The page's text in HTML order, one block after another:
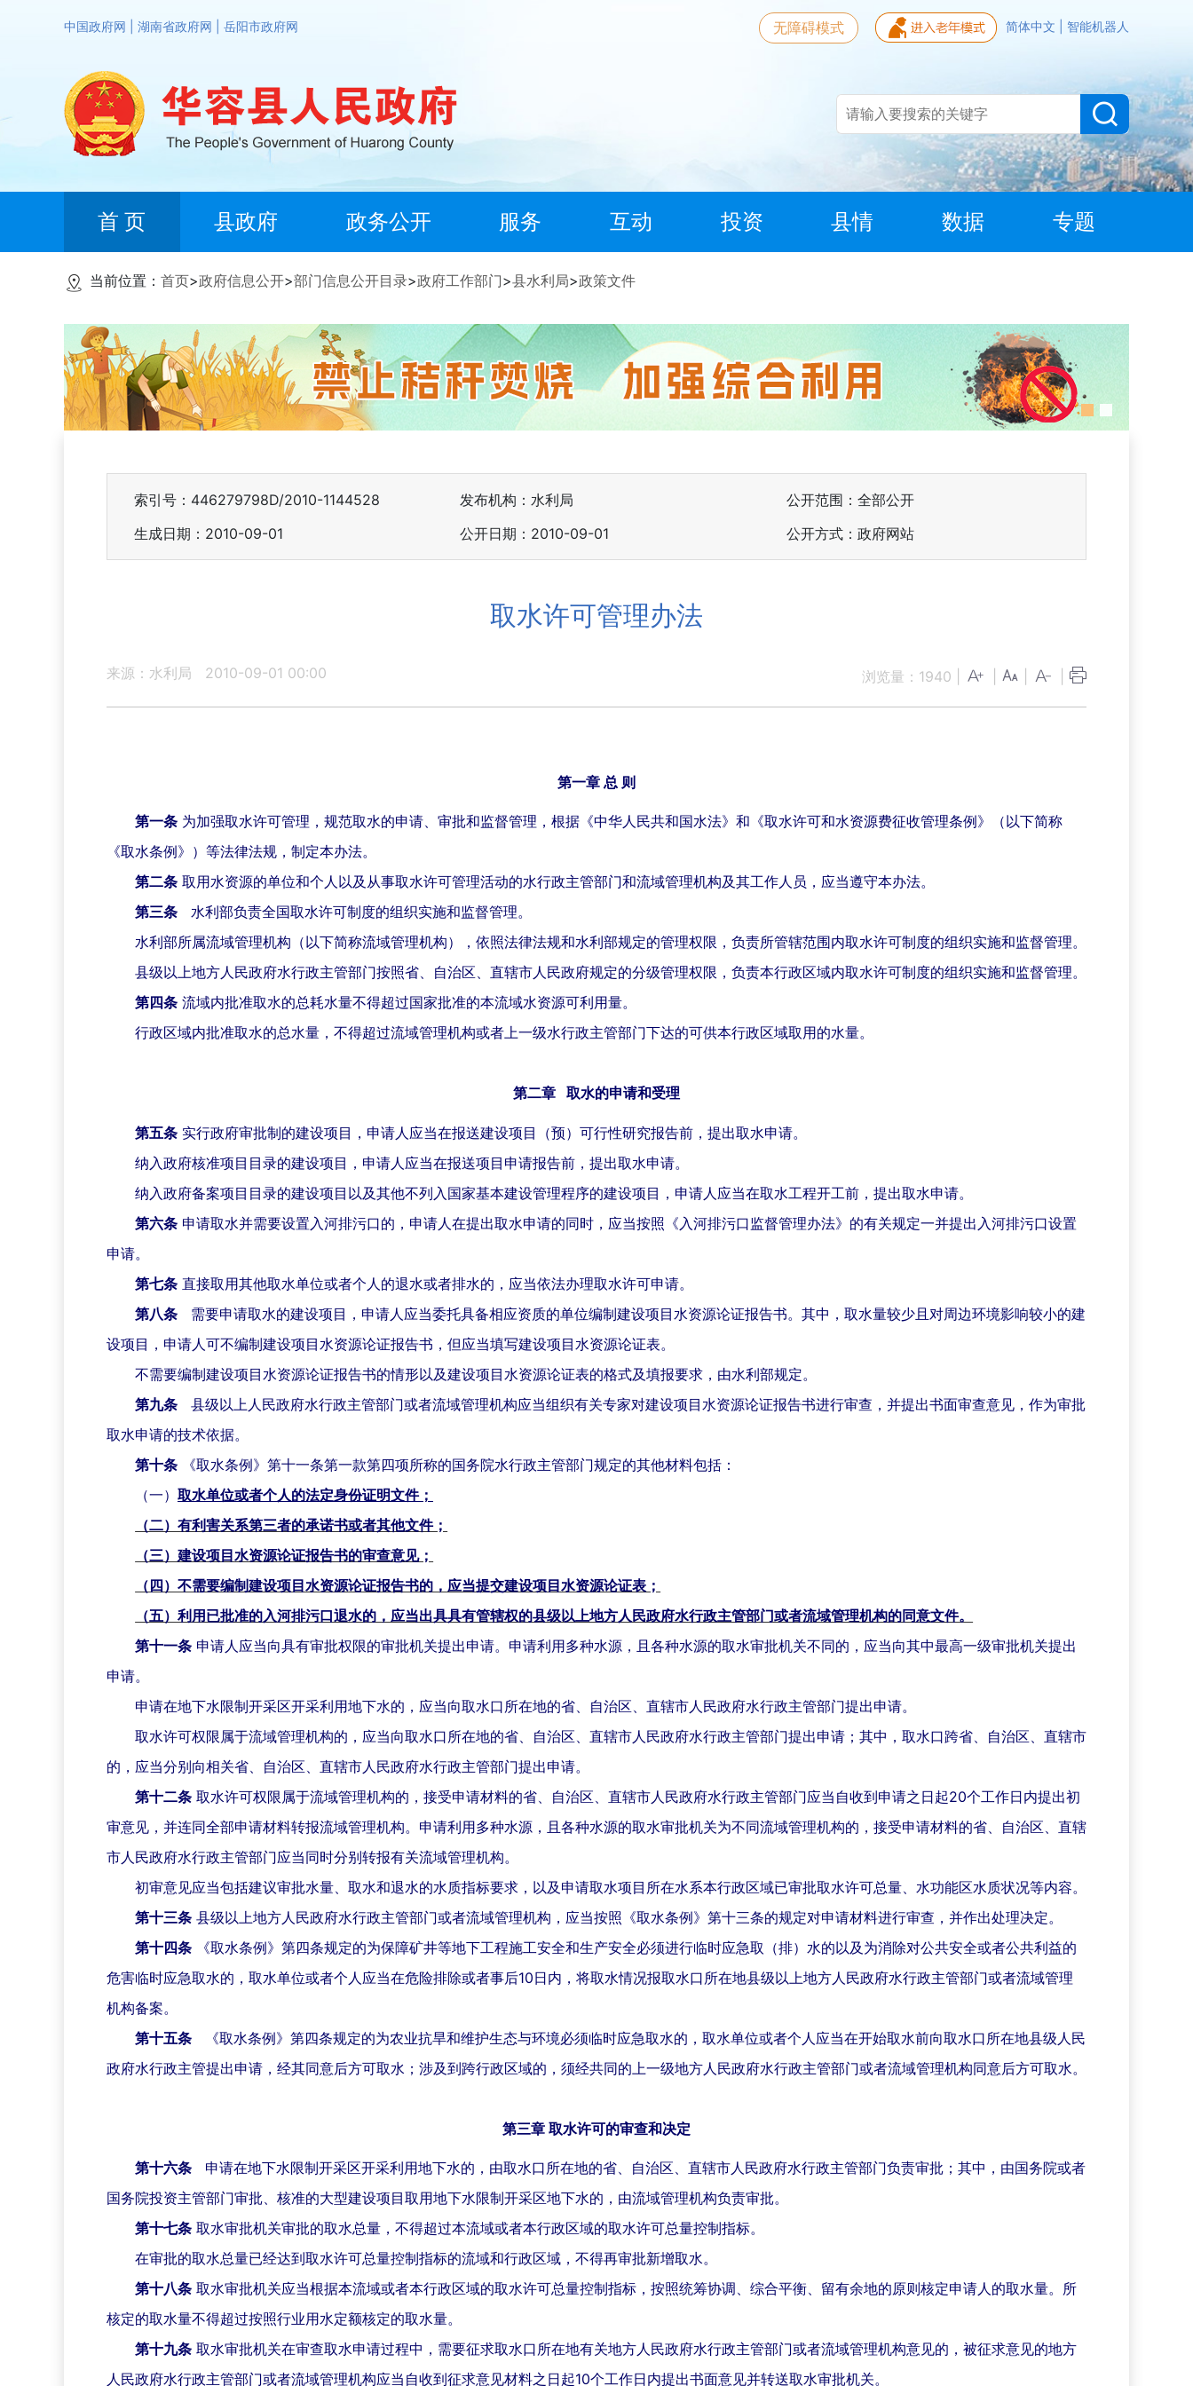
中国政府网 湖南省政府网 岳阳市政府网 简体中文 智能机器人
无障碍模式
首 页 县政府 政务公开 服务 互动 投资 县情 数据 专题
当前位置： 首页>政府信息公开>部门信息公开目录>政府工作部门>县水利局>政策文件
索引号：446279798D/2010-1144528 发布机构：水利局
公开范围：全部公开
生成日期：2010-09-01
公开日期：2010-09-01 公开方式：政府网站
取水许可管理办法
来源：水利局 2010-09-01 00:00 浏览量： 1940
第一章 总 则
第一条 为加强取水许可管理，规范取水的申请、审批和监督管理，根据《中华人民共和国水法》和《取水许可和水资源费征收管理条例》（以下简称
《取水条例》）等法律法规，制定本办法。
第二条 取用水资源的单位和个人以及从事取水许可管理活动的水行政主管部门和流域管理机构及其工作人员，应当遵守本办法。
第三条
水利部负责全国取水许可制度的组织实施和监督管理。
水利部所属流域管理机构（以下简称流域管理机构），依照法律法规和水利部规定的管理权限，负责所管辖范围内取水许可制度的组织实施和监督管理。
县级以上地方人民政府水行政主管部门按照省、自治区、直辖市人民政府规定的分级管理权限，负责本行政区域内取水许可制度的组织实施和监督管理。
第四条 流域内批准取水的总耗水量不得超过国家批准的本流域水资源可利用量。
行政区域内批准取水的总水量，不得超过流域管理机构或者上一级水行政主管部门下达的可供本行政区域取用的水量。
第二章 取水的申请和受理
第五条 实行政府审批制的建设项目，申请人应当在报送建设项目（预）可行性研究报告前，提出取水申请。
纳入政府核准项目目录的建设项目，申请人应当在报送项目申请报告前，提出取水申请。
纳入政府备案项目目录的建设项目以及其他不列入国家基本建设管理程序的建设项目，申请人应当在取水工程开工前，提出取水申请。
第六条 申请取水并需要设置入河排污口的，申请人在提出取水申请的同时，应当按照《入河排污口监督管理办法》的有关规定一并提出入河排污口设置
申请。
第七条 直接取用其他取水单位或者个人的退水或者排水的，应当依法办理取水许可申请。
第八条
需要申请取水的建设项目，申请人应当委托具备相应资质的单位编制建设项目水资源论证报告书。其中，取水量较少且对周边环境影响较小的建
设项目，申请人可不编制建设项目水资源论证报告书，但应当填写建设项目水资源论证表。
不需要编制建设项目水资源论证报告书的情形以及建设项目水资源论证表的格式及填报要求，由水利部规定。
第九条
县级以上人民政府水行政主管部门或者流域管理机构应当组织有关专家对建设项目水资源论证报告书进行审查，并提出书面审查意见，作为审批
取水申请的技术依据。
第十条
《取水条例》第十一条第一款第四项所称的国务院水行政主管部门规定的其他材料包括：
（一） 取水单位或者个人的法定身份证明文件；
（二）有利害关系第三者的承诺书或者其他文件；
（三）建设项目水资源论证报告书的审查意见；
（四）不需要编制建设项目水资源论证报告书的，应当提交建设项目水资源论证表；
（五）利用已批准的入河排污口退水的，应当出具具有管辖权的县级以上地方人民政府水行政主管部门或者流域管理机构的同意文件。
第十一条 申请人应当向具有审批权限的审批机关提出申请。申请利用多种水源，且各种水源的取水审批机关不同的，应当向其中最高一级审批机关提出
申请。
申请在地下水限制开采区开采利用地下水的，应当向取水口所在地的省、自治区、直辖市人民政府水行政主管部门提出申请。
取水许可权限属于流域管理机构的，应当向取水口所在地的省、自治区、直辖市人民政府水行政主管部门提出申请；其中，取水口跨省、自治区、直辖市
的，应当分别向相关省、自治区、直辖市人民政府水行政主管部门提出申请。
第十二条 取水许可权限属于流域管理机构的，接受申请材料的省、自治区、直辖市人民政府水行政主管部门应当自收到申请之日起20个工作日内提出初
审意见，并连同全部申请材料转报流域管理机构。申请利用多种水源，且各种水源的取水审批机关为不同流域管理机构的，接受申请材料的省、自治区、直辖
市人民政府水行政主管部门应当同时分别转报有关流域管理机构。
初审意见应当包括建议审批水量、取水和退水的水质指标要求，以及申请取水项目所在水系本行政区域已审批取水许可总量、水功能区水质状况等内容。
第十三条 县级以上地方人民政府水行政主管部门或者流域管理机构，应当按照《取水条例》第十三条的规定对申请材料进行审查，并作出处理决定。
第十四条
《取水条例》第四条规定的为保障矿井等地下工程施工安全和生产安全必须进行临时应急取（排）水的以及为消除对公共安全或者公共利益的
危害临时应急取水的，取水单位或者个人应当在危险排除或者事后10日内，将取水情况报取水口所在地县级以上地方人民政府水行政主管部门或者流域管理
机构备案。
第十五条
《取水条例》第四条规定的为农业抗旱和维护生态与环境必须临时应急取水的，取水单位或者个人应当在开始取水前向取水口所在地县级人民
政府水行政主管提出申请，经其同意后方可取水；涉及到跨行政区域的，须经共同的上一级地方人民政府水行政主管部门或者流域管理机构同意后方可取水。
第三章 取水许可的审查和决定
第十六条
申请在地下水限制开采区开采利用地下水的，由取水口所在地的省、自治区、直辖市人民政府水行政主管部门负责审批；其中，由国务院或者
国务院投资主管部门审批、核准的大型建设项目取用地下水限制开采区地下水的，由流域管理机构负责审批。
第十七条 取水审批机关审批的取水总量，不得超过本流域或者本行政区域的取水许可总量控制指标。
在审批的取水总量已经达到取水许可总量控制指标的流域和行政区域，不得再审批新增取水。
第十八条 取水审批机关应当根据本流域或者本行政区域的取水许可总量控制指标，按照统筹协调、综合平衡、留有余地的原则核定申请人的取水量。所
核定的取水量不得超过按照行业用水定额核定的取水量。
第十九条 取水审批机关在审查取水申请过程中，需要征求取水口所在地有关地方人民政府水行政主管部门或者流域管理机构意见的，被征求意见的地方
人民政府水行政主管部门或者流域管理机构应当自收到征求意见材料之日起10个工作日内提出书面意见并转送取水审批机关。